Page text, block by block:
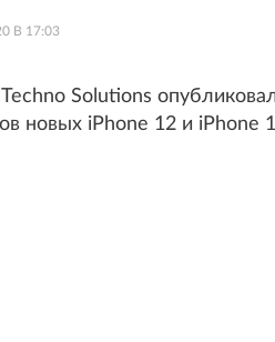
В 17:03
Solutions
новых iPhone 12 и iPhone